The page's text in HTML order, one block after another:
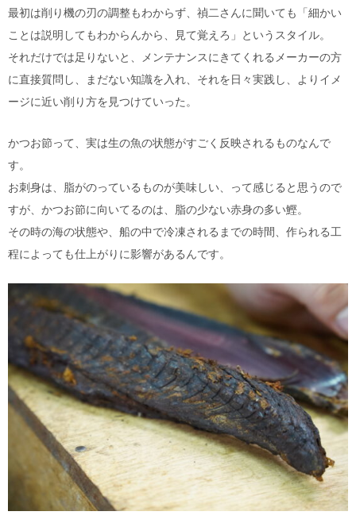
最初は削り機の刃の調整もわからず、禎二さんに聞いても「細かい
ことは説明してもわからんから、見て覚えろ」というスタイル。
それだけでは足りないと、メンテナンスにきてくれるメーカーの方
に直接質問し、まだない知識を入れ、それを日々実践し、よりイメ
ージに近い削り方を見つけていった。
かつお節って、実は生の魚の状態がすごく反映されるものなんで
す。
お刺身は、脂がのっているものが美味しい、って感じると思うので
すが、かつお節に向いてるのは、脂の少ない赤身の多い鰹。
その時の海の状態や、船の中で冷凍されるまでの時間、作られる工
程によっても仕上がりに影響があるんです。